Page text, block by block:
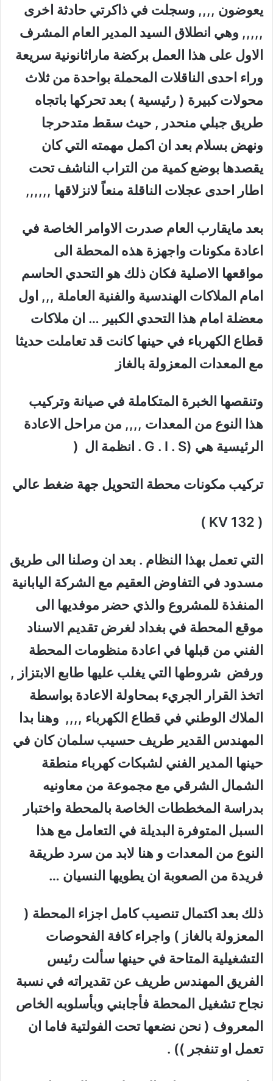
يعوضون ,,,, وسجلت في ذاكرتي حادثة اخرى
,,,,, وهي انطلاق السيد المدير العام المشرف
الاول على هذا العمل بركضة ماراثانونية سريعة
وراء احدى الناقلات المحملة بواحدة من ثلاث
محولات كبيرة ( رئيسية ) بعد تحركها باتجاه
طريق جبلي منحدر , حيث سقط متدحرجا
ونهض بسلام بعد ان اكمل مهمته التي كان
يقصدها بوضع كمية من التراب الناشف تحت
اطار احدى عجلات الناقلة منعاً لانزلاقها ,,,,,,
بعد مايقارب العام صدرت الاوامر الخاصة في
اعادة مكونات واجهزة هذه المحطة الى
مواقعها الاصلية فكان ذلك هو التحدي الحاسم
امام الملاكات الهندسية والفنية العاملة ,,, اول
معضلة امام هذا التحدي الكبير … ان ملاكات
قطاع الكهرباء في حينها كانت قد تعاملت حديثا
مع المعدات المعزولة بالغاز
وتنقصها الخبرة المتكاملة في صيانة وتركيب
هذا النوع من المعدات ,,,, من مراحل الاعادة
الرئيسية هي (G . I . S . انظمة ال (
تركيب مكونات محطة التحويل جهة ضغط عالي
( 132 KV )
التي تعمل بهذا النظام . بعد ان وصلنا الى طريق
مسدود في التفاوض العقيم مع الشركة اليابانية
المنفذة للمشروع والذي حضر موفديها الى
موقع المحطة في بغداد لغرض تقديم الاسناد
الفني من قبلها في اعادة منظومات المحطة
ورفض شروطها التي يغلب عليها طابع الابتزاز ,
اتخذ القرار الجريء بمحاولة الاعادة بواسطة
الملاك الوطني في قطاع الكهرباء ,,,, وهنا بدا
المهندس القدير طريف حسيب سلمان كان في
حينها المدير الفني لشبكات كهرباء منطقة
الشمال الشرقي مع مجموعة من معاونيه
بدراسة المخططات الخاصة بالمحطة واختبار
السبل المتوفرة البديلة في التعامل مع هذا
النوع من المعدات و هنا لابد من سرد طريقة
فريدة من الصعوبة ان يطويها النسيان …
ذلك بعد اكتمال تنصيب كامل اجزاء المحطة (
المعزولة بالغاز ) واجراء كافة الفحوصات
التشغيلية المتاحة في حينها سألت رئيس
الفريق المهندس طريف عن تقديراته في نسبة
نجاح تشغيل المحطة فأجابني وبأسلوبه الخاص
المعروف ( نحن نضعها تحت الفولتية فاما ان
تعمل او تنفجر )) .